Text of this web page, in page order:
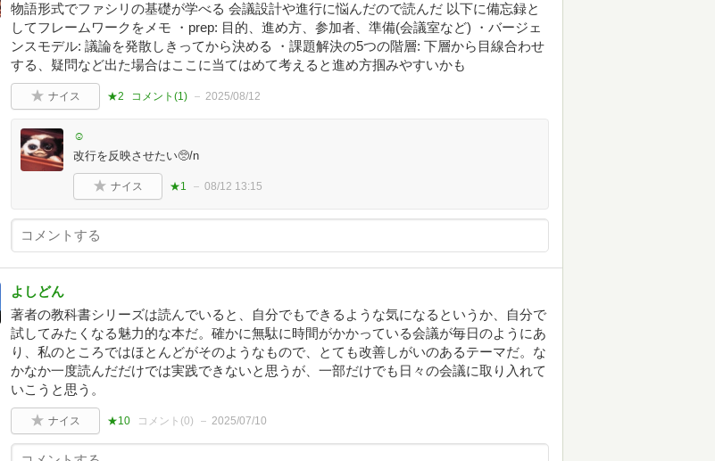
物語形式でファシリの基礎が学べる 会議設計や進行に悩んだので読んだ 以下に備忘録と
してフレームワークをメモ ・prep: 目的、進め方、参加者、準備(会議室など) ・バージェ
ンスモデル: 議論を発散しきってから決める ・課題解決の5つの階層: 下層から目線合わせ
する、疑問など出た場合はここに当てはめて考えると進め方掴みやすいかも
ナイス ★2 コメント(1) 2025/08/12
☺️
改行を反映させたい🥺/n
ナイス ★1 08/12 13:15
よしどん
著者の教科書シリーズは読んでいると、自分でもできるような気になるというか、自分で
試してみたくなる魅力的な本だ。確かに無駄に時間がかかっている会議が毎日のようにあ
り、私のところではほとんどがそのようなもので、とても改善しがいのあるテーマだ。な
かなか一度読んだだけでは実践できないと思うが、一部だけでも日々の会議に取り入れて
いこうと思う。
ナイス ★10 コメント(0) 2025/07/10